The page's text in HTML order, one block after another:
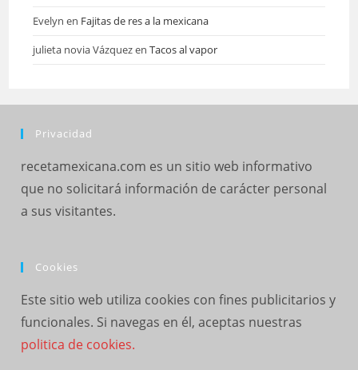
Evelyn en Fajitas de res a la mexicana
julieta novia VázquezenTacos al vapor
Privacidad
recetamexicana.com es un sitio web informativo
que no solicitará información de carácter personal
a sus visitantes.
Cookies
Este sitio web utiliza cookies con fines publicitarios y
funcionales. Si navegas en él, aceptas nuestras
politica de cookies.